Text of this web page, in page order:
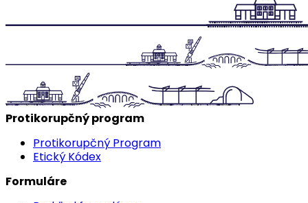
Protikorupčný program
Protikorupčný Program
Etický Kódex
Formuláre